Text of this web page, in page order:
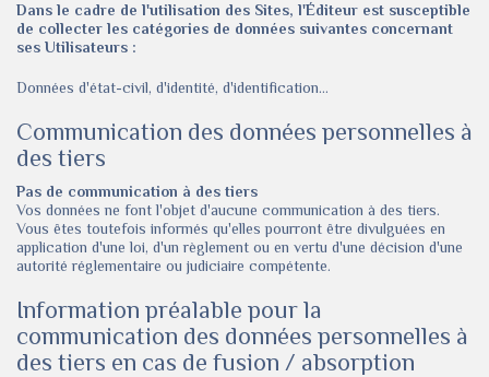
Dans le cadre de l'utilisation des Sites, l'Éditeur est susceptible
de collecter les catégories de données suivantes concernant
ses Utilisateurs :
Données d'état-civil, d'identité, d'identification...
Communication des données personnelles à
des tiers
Pas de communication à des tiers
Vos données ne font l'objet d'aucune communication à des tiers.
Vous êtes toutefois informés qu'elles pourront être divulguées en
application d'une loi, d'un règlement ou en vertu d'une décision d'une
autorité réglementaire ou judiciaire compétente.
Information préalable pour la
communication des données personnelles à
des tiers en cas de fusion / absorption